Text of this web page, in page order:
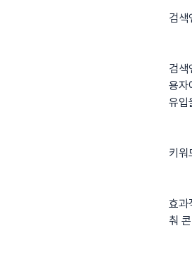
검색
검색
용자
유입
키워
효과
춰